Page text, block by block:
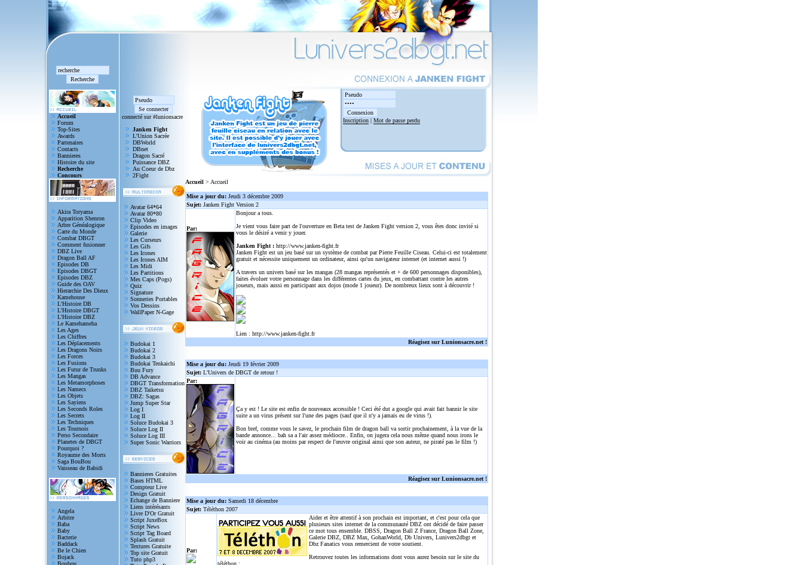
Accueil
Forum
Top-Sites
Awards
Partenaires
Contacts
Bannieres
Histoire du site
Recherche
Concours
connecté sur #lunionsacre
Janken Fight
L'Union Sacrée
DBWorld
DBnet
Dragon Sacré
Puissance DBZ
Au Coeur de Dbz
2Fight
Inscription | Mot de passe perdu
Akira Toryama
Apparition Shenron
Arbre Généalogique
Carte du Monde
Combat DBGT
Comment fusionner
DBZ Live
Dragon Ball AF
Episodes DB
Episodes DBGT
Episodes DBZ
Guide des OAV
Hierarchie Des Dieux
Kamehouse
L'Histoire DB
L'Histoire DBGT
L'Histoire DBZ
Le Kamehameha
Les Ages
Les Chiffres
Les Déplacements
Les Dragons Noirs
Les Forces
Les Fusions
Les Futur de Trunks
Les Mangas
Les Metamorphoses
Les Namecs
Les Objets
Les Sayiens
Les Seconds Roles
Les Secrets
Les Techniques
Les Tournois
Perso Secondaire
Planetes de DBGT
Pourquoi ?
Royaume des Morts
Saga BouBou
Vaisseau de Babidi
Angela
Arbitre
Baba
Baby
Bacterie
Baddack
Be le Chien
Bojack
Boubou
Avatar 64*64
Avatar 80*80
Clip Video
Episodes en images
Galerie
Les Curseurs
Les Gifs
Les Icones
Les Icones AIM
Les Midi
Les Partitions
Mes Caps (Pogs)
Quiz
Signature
Sonneries Portables
Vos Dessins
WallPaper N-Gage
Budokai 1
Budokai 2
Budokai 3
Budokai Tenkaichi
Buu Fury
DB Advance
DBGT Transformation
DBZ Taiketsu
DBZ: Sagas
Jump Super Star
Log I
Log II
Soluce Budokai 3
Soluce Log II
Soluce Log III
Super Sonic Warriors
Bannieres Gratuites
Bases HTML
Compteur Live
Design Gratuit
Echange de Banniere
Liens intérésants
Livre D'Or Gratuit
Script JuxeBox
Script News
Script Tag Board
Splash Gratuit
Textures Gratuite
Top site Gratuit
Tuto php3
Accueil > Accueil
Mise a jour du: Jeudi 3 décembre 2009
Sujet: Janken Fight Version 2
Par:
Bonjour a tous.
Je vient vous faire part de l'ouverture en Beta test de Janken Fight version 2, vous êtes donc invité si
vous le désiré a venir y jouer.
Janken Fight : http://www.janken-fight.fr
Janken Fight est un jeu basé sur un système de combat par Pierre Feuille Ciseau. Celui-ci est totalement
gratuit et nécessite uniquement un ordinateur, ainsi qu'un navigateur internet (et internet aussi !)
A travers un univers basé sur les mangas (28 mangas représentés et + de 600 personnages disponibles),
faites évoluer votre personnage dans les différentes cartes du jeux, en combattant contre les autres
joueurs, mais aussi en participant aux dojos (mode 1 joueur). De nombreux lieux sont à découvrir !
Lien : http://www.janken-fight.fr
Réagisez sur Lunionsacre.net !
Mise a jour du: Jeudi 19 février 2009
Sujet: L'Univers de DBGT de retour !
Par:
Ça y est ! Le site est enfin de nouveaux accessible ! Ceci été dut a google qui avait fait bannir le site
suite a un virus présent sur l'une des pages (sauf que il n'y a jamais eu de virus !).
Bon bref, comme vous le savez, le prochain film de dragon ball va sortir prochainement, à la vue de la
bande annonce... bah sa a l'air assez médiocre.. Enfin, on jugera cela nous même quand nous irons le
voir au cinéma (au moins par respect de l'œuvre original ainsi que son auteur, ne piraté pas le film !)
Réagisez sur Lunionsacre.net !
Mise a jour du: Samedi 18 décembre
Sujet: Téléthon 2007
Par:
Aider et être attentif à son prochain est important, et c'est pour cela que
plusieurs sites internet de la communauté DBZ ont décidé de faire passer
ce mot tous ensemble. DBSS, Dragon Ball Z France, Dragon Ball Zone,
Galerie DBZ, DBZ Max, GohanWorld, Db Univers, Lunivers2dbgt et
Dbz Fanatics vous remercient de votre soutient.
Retrouvez toutes les informations dont vous aurez besoin sur le site du
téléthon :